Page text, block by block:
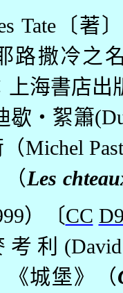
Tate〔著
路撒冷之
上海書店出
歇・絮簫
Michel
（Les
）〔CC
考利
《城堡》（